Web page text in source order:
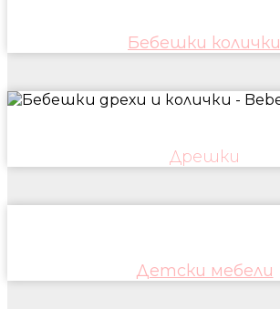
Бебешки колички
Дрешки
Детски мебели